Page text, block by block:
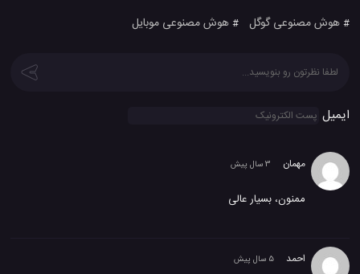
# هوش مصنوعی گوگل # هوش مصنوعی موبایل
ایمیل
مهمان 3 سال پیش
ممنون، بسیار عالی
احمد 5 سال پیش